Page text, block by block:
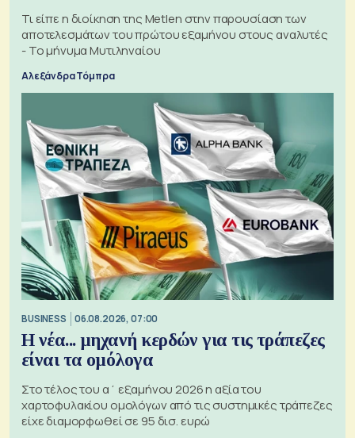
Τι είπε η διοίκηση της Metlen στην παρουσίαση των
αποτελεσμάτων του πρώτου εξαμήνου στους αναλυτές
- Το μήνυμα Μυτιληναίου
Αλεξάνδρα Τόμπρα
BUSINESS 06.08.2026, 07:00
Η νέα... μηχανή κερδών για τις τράπεζες
είναι τα ομόλογα
Στο τέλος του α΄ εξαμήνου 2026 η αξία του
χαρτοφυλακίου ομολόγων από τις συστημικές τράπεζες
είχε διαμορφωθεί σε 95 δισ. ευρώ